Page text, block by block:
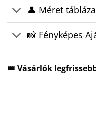
👤 Méret
📸 Fényképes
👑 Vásárlók